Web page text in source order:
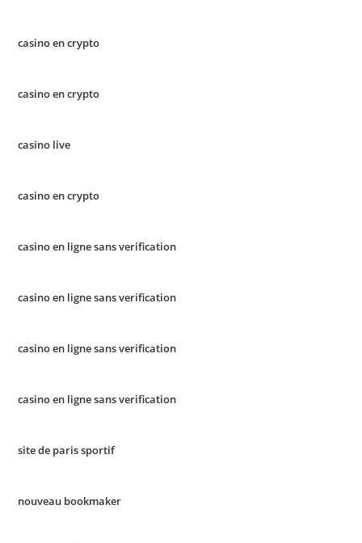
casino en crypto
casino en crypto
casino live
casino en crypto
casino en ligne sans verification
casino en ligne sans verification
casino en ligne sans verification
casino en ligne sans verification
site de paris sportif
nouveau bookmaker